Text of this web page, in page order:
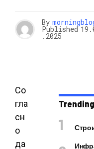
By
Published
.2025
Со
гла
сн
о
да
Trending